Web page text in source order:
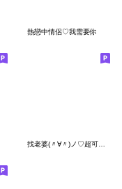
熱戀中情侶♡我需要你
找老婆(〃∀〃)ノ♡超可愛手寫字